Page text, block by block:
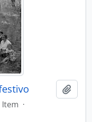
Item ·